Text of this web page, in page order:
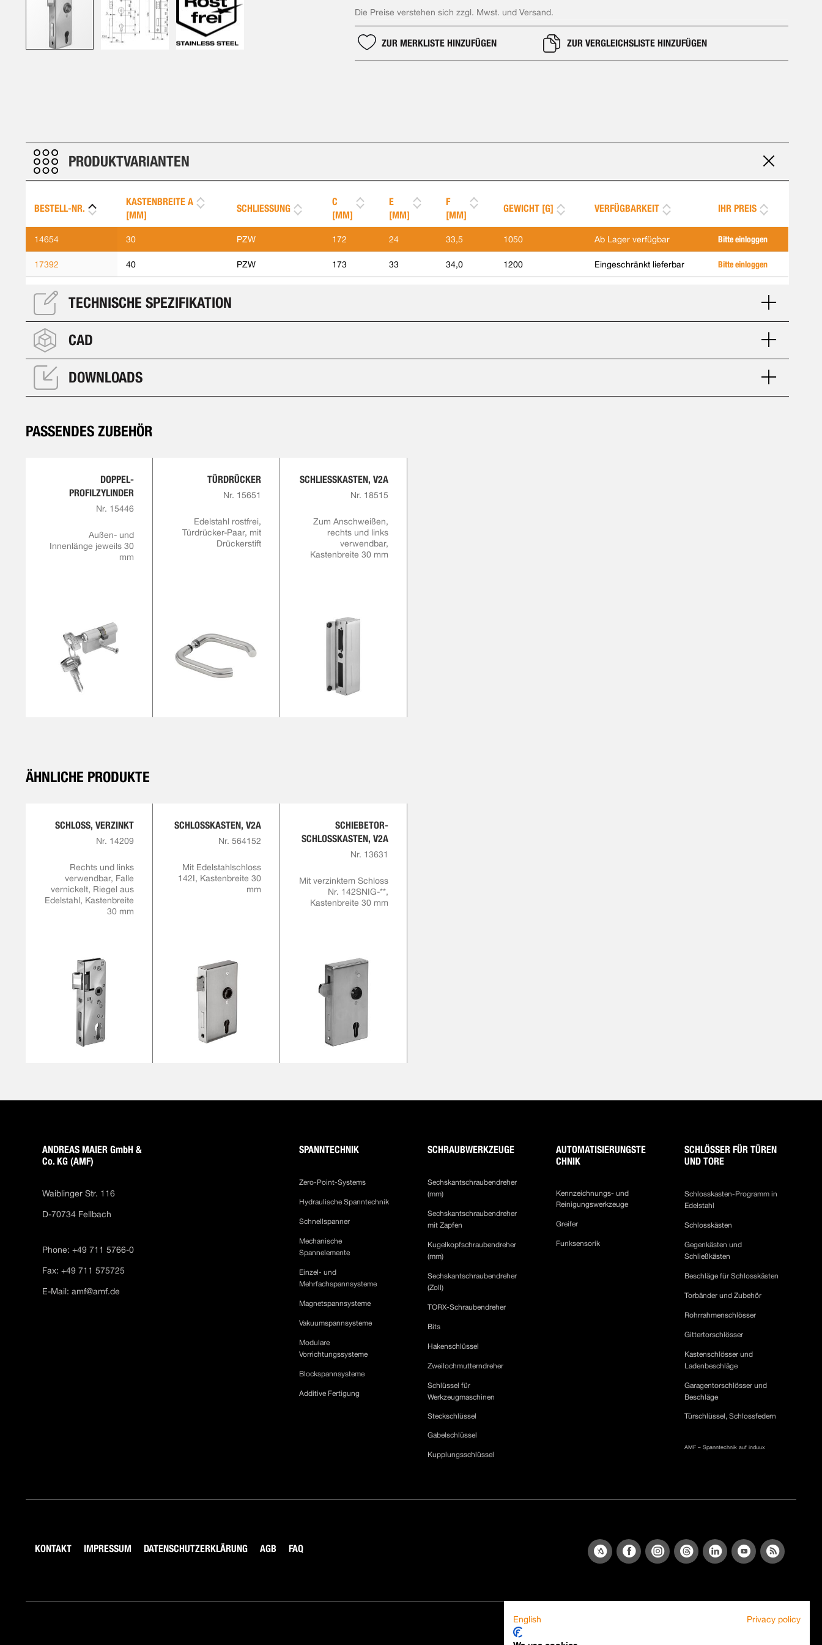
Die Preise verstehen sich zzgl. Mwst. und Versand.
ZUR MERKLISTE HINZUFÜGEN ZUR VERGLEICHSLISTE HINZUFÜGEN
PRODUKTVARIANTEN
BESTELL-NR.
KASTENBREITE A
[MM]
SCHLIESSUNG
C
[MM]
E
[MM]
F
[MM]
GEWICHT [G] VERFÜGBARKEIT IHR PREIS
14654 30 PZW 172 24 33,5 1050 Ab Lager verfügbar Bitte einloggen
17392 40 PZW 173 33 34,0 1200 Eingeschränkt lieferbar Bitte einloggen
TECHNISCHE SPEZIFIKATION
CAD
DOWNLOADS
PASSENDES ZUBEHÖR
DOPPEL-
PROFILZYLINDER
Nr. 15446
Außen- und
Innenlänge jeweils 30
mm
TÜRDRÜCKER
Nr. 15651
Edelstahl rostfrei,
Türdrücker-Paar, mit
Drückerstift
SCHLIESSKASTEN, V2A
Nr. 18515
Zum Anschweißen,
rechts und links
verwendbar,
Kastenbreite 30 mm
ÄHNLICHE PRODUKTE
SCHLOSS, VERZINKT
Nr. 14209
Rechts und links
verwendbar, Falle
vernickelt, Riegel aus
Edelstahl, Kastenbreite
30 mm
SCHLOSSKASTEN, V2A
Nr. 564152
Mit Edelstahlschloss
142I, Kastenbreite 30
mm
SCHIEBETOR-
SCHLOSSKASTEN, V2A
Nr. 13631
Mit verzinktem Schloss
Nr. 142SNIG-**,
Kastenbreite 30 mm
ANDREAS MAIER GmbH &
Co. KG (AMF)
Waiblinger Str. 116
D-70734 Fellbach
Phone: +49 711 5766-0
Fax: +49 711 575725
E-Mail:amf@amf.de
SPANNTECHNIK
Zero-Point-Systems
Hydraulische Spanntechnik
Schnellspanner
Mechanische
Spannelemente
Einzel- und
Mehrfachspannsysteme
Magnetspannsysteme
Vakuumspannsysteme
Modulare
Vorrichtungssysteme
Blockspannsysteme
Additive Fertigung
SCHRAUBWERKZEUGE
Sechskantschraubendreher
(mm)
Sechskantschraubendreher
mit Zapfen
Kugelkopfschraubendreher
(mm)
Sechskantschraubendreher
(Zoll)
TORX-Schraubendreher
Bits
Hakenschlüssel
Zweilochmutterndreher
Schlüssel für
Werkzeugmaschinen
Steckschlüssel
Gabelschlüssel
Kupplungsschlüssel
AUTOMATISIERUNGSTE
CHNIK
Kennzeichnungs- und
Reinigungswerkzeuge
Greifer
Funksensorik
SCHLÖSSER FÜR TÜREN
UND TORE
Schlosskasten-Programm in
Edelstahl
Schlosskästen
Gegenkästen und
Schließkästen
Beschläge für Schlosskästen
Torbänder und Zubehör
Rohrrahmenschlösser
Gittertorschlösser
Kastenschlösser und
Ladenbeschläge
Garagentorschlösser und
Beschläge
Türschlüssel, Schlossfedern
AMF – Spanntechnik auf induux
KONTAKT IMPRESSUM DATENSCHUTZERKLÄRUNG AGB FAQ
English Privacy policy